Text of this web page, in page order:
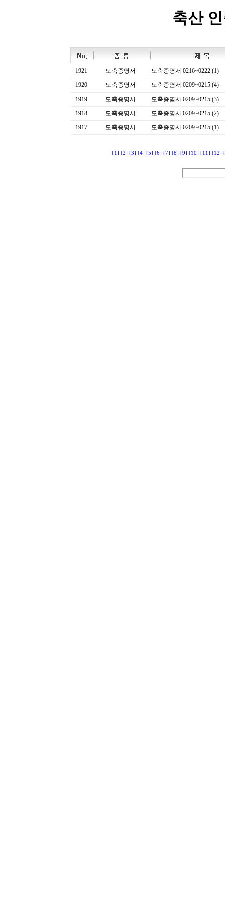
축산
1921 도축증명서
도축증명서 0216~0222 (1)
1920
도축증명서
도축증몀서 0209~0215 (4)
1919
도축증명서
도축증몀서 0209~0215 (3)
1918
도축증명서
도축증명서 0209~0215 (2)
1917
도축증명서 도축증명서 0209~0215 (1)
[1] [2] [3] [4] [5] [6] [7] [8] [9] [10] [11] [12]